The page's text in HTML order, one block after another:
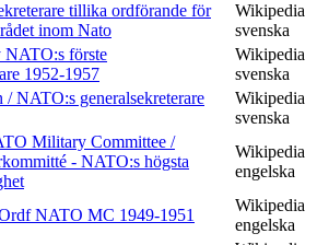
tillika ordförande för
inom Nato
Wikipedia
svenska
NATO:s förste
1952-1957
Wikipedia
svenska
/ NATO:s generalsekreterare
Wikipedia
svenska
Military Committee /
- NATO:s högsta
Wikipedia
engelska
NATO MC 1949-1951
Wikipedia
engelska